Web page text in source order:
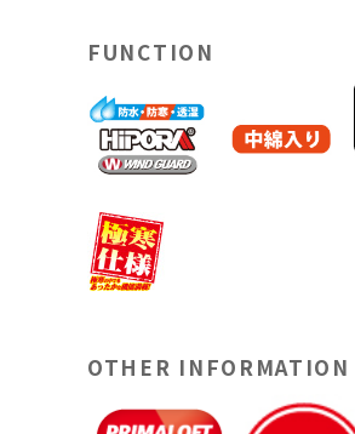
FUNCTION
OTHER INFORMATION